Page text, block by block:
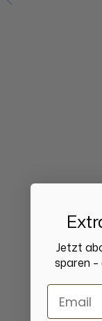
Jetzt
sparen
Email